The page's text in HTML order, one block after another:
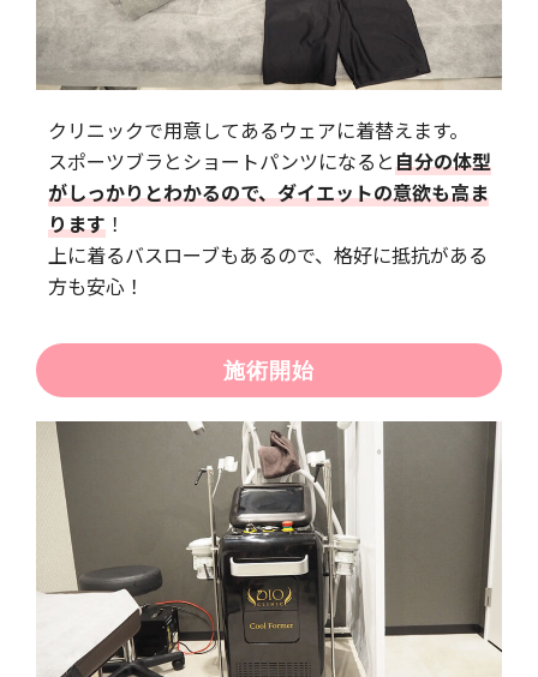
クリニックで用意してあるウェアに着替えます。
スポーツブラとショートパンツになると自分の体型
がしっかりとわかるので、ダイエットの意欲も高ま
ります ！
上に着るバスローブもあるので、格好に抵抗がある
方も安心！
施術開始